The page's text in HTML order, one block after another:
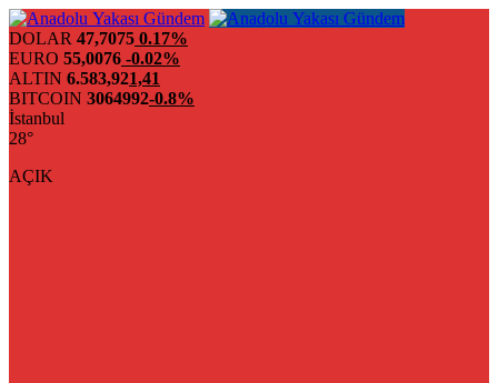
DOLAR 47,7075 0.17%
EURO 55,0076 -0.02%
ALTIN 6.583,921,41
BITCOIN 3064992-0.8%
İstanbul
28°
AÇIK